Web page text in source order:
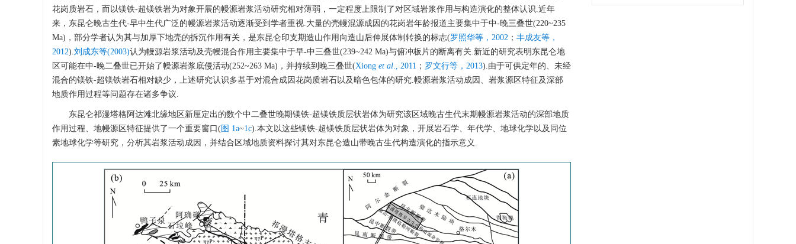
花岗质岩石，而以镁铁-超镁铁岩为对象开展的幔源岩浆活动研究相对薄弱，一定程度上限制了对区域岩浆作用与构造演化的整体认识.近年
来，东昆仑晚古生代-早中生代广泛的幔源岩浆活动逐渐受到学者重视.大量的壳幔混源成因的花岗岩年龄报道主要集中于中-晚三叠世(220~235
Ma)，部分学者认为其与加厚下地壳的拆沉作用有关，是东昆仑印支期造山作用向造山后伸展体制转换的标志(罗照华等，2002 ； 丰成友等，
2012).刘成东等(2003)认为幔源岩浆活动及壳幔混合作用主要集中于早-中三叠世(239~242 Ma)与俯冲板片的断离有关.新近的研究表明东昆仑地
区可能在中-晚二叠世已开始了幔源岩浆底侵活动(252~263 Ma)，并持续到晚三叠世(Xiong et al., 2011 ； 罗文行等，2013).由于可供定年的、未经
混合的镁铁-超镁铁岩石相对缺少，上述研究认识多基于对混合成因花岗质岩石以及暗色包体的研究.幔源岩浆活动成因、岩浆源区特征及深部
地质作用过程等问题存在诸多争议.
东昆仑祁漫塔格阿达滩北缘地区新厘定出的数个中二叠世晚期镁铁-超镁铁质层状岩体为研究该区域晚古生代末期幔源岩浆活动的深部地质
作用过程、地幔源区特征提供了一个重要窗口(图 1a~1c).本文以这些镁铁-超镁铁质层状岩体为对象，开展岩石学、年代学、地球化学以及同位
素地球化学等研究，分析其岩浆活动成因，并结合区域地质资料探讨其对东昆仑造山带晚古生代构造演化的指示意义.